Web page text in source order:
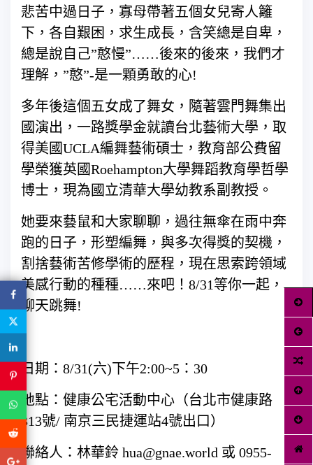
悲苦中過日子，寡母帶著五個女兒寄人籬
下，各自艱困，求生成長，含笑總是自卑，
總是說自己”憨慢”……後來的後來，我們才
理解，”憨”-是一顆勇敢的心!
多年後這個五女成了舞女，隨著雲門舞集出
國演出，一路獎學金就讀台北藝術大學，取
得美國UCLA編舞藝術碩士，教育部公費留
學榮獲英國Roehampton大學舞蹈教育學哲學
博士，現為國立清華大學幼教系副教授。
她要來藝鼠和大家聊聊，過往無傘在雨中奔
跑的日子，形塑編舞，與多次得獎的契機，
割捨藝術苦修學術的歷程，現在思索跨領域
美感行動的種種……來吧！8/31等你一起，
聊天跳舞!
日期：8/31(六)下午2:00~5：30
地點：健康公宅活動中心（台北市健康路
313號/ 南京三民捷運站4號出口）
聯絡人：林華鈴 hua@gnae.world 或 0955-